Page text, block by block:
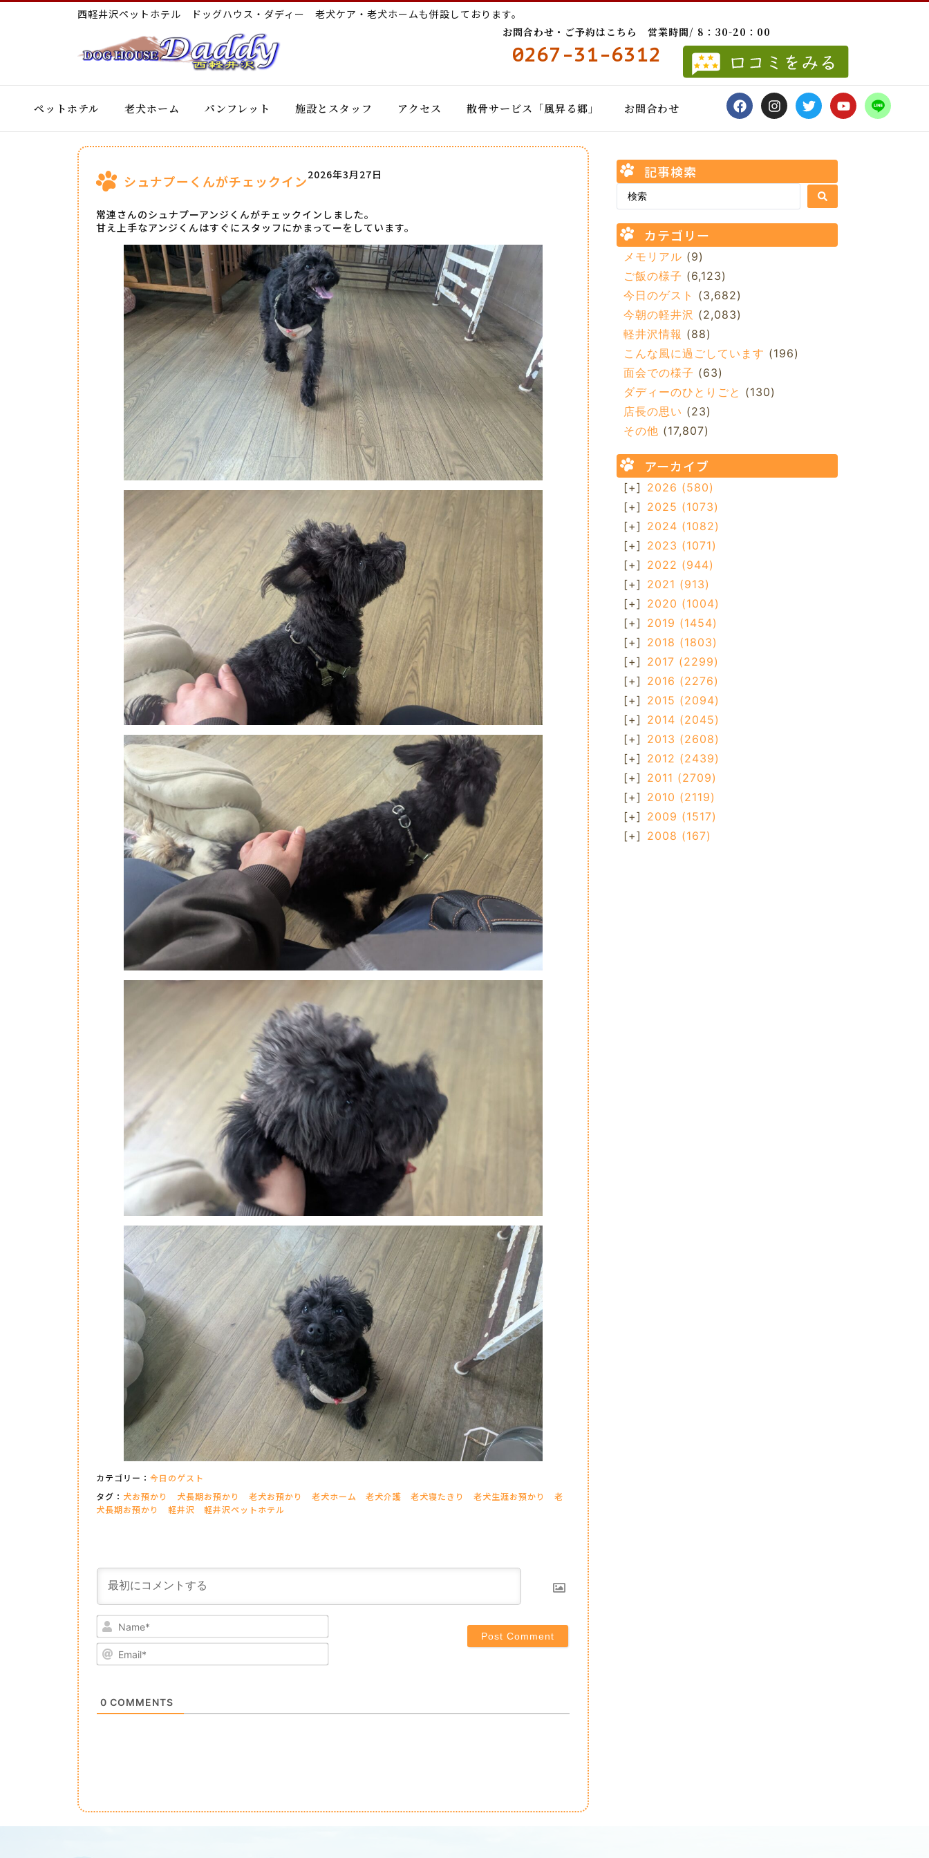
西軽井沢ペットホテル ドッグハウス・ダディー 老犬ケア・老犬ホームも併設しております。
お問合わせ・ご予約はこちら 営業時間/ 8：30-20：00
0267-31-6312
ペットホテル 老犬ホーム パンフレット 施設とスタッフ アクセス 散骨サービス「風昇る郷」 お問合わせ
シュナプーくんがチェックイン2026年3月27日
常連さんのシュナプーアンジくんがチェックインしました。
甘え上手なアンジくんはすぐにスタッフにかまってーをしています。
カテゴリー： 今日のゲスト
タグ： 犬お預かり 犬長期お預かり 老犬お預かり 老犬ホーム 老犬介護 老犬寝たきり 老犬生涯お預かり
老
犬長期お預かり
軽井沢 軽井沢ペットホテル
0 COMMENTS
記事検索
カテゴリー
メモリアル (9)
ご飯の様子 (6,123)
今日のゲスト (3,682)
今朝の軽井沢 (2,083)
軽井沢情報 (88)
こんな風に過ごしています (196)
面会での様子 (63)
ダディーのひとりごと (130)
店長の思い (23)
その他 (17,807)
アーカイブ
[+] 2026 (580)
[+] 2025 (1073)
[+] 2024 (1082)
[+] 2023 (1071)
[+] 2022 (944)
[+] 2021 (913)
[+] 2020 (1004)
[+] 2019 (1454)
[+] 2018 (1803)
[+] 2017 (2299)
[+] 2016 (2276)
[+] 2015 (2094)
[+] 2014 (2045)
[+] 2013 (2608)
[+] 2012 (2439)
[+] 2011 (2709)
[+] 2010 (2119)
[+] 2009 (1517)
[+] 2008 (167)